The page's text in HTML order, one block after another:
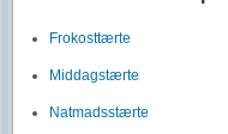
Frokosttærte
Middagstærte
Natmadsstærte